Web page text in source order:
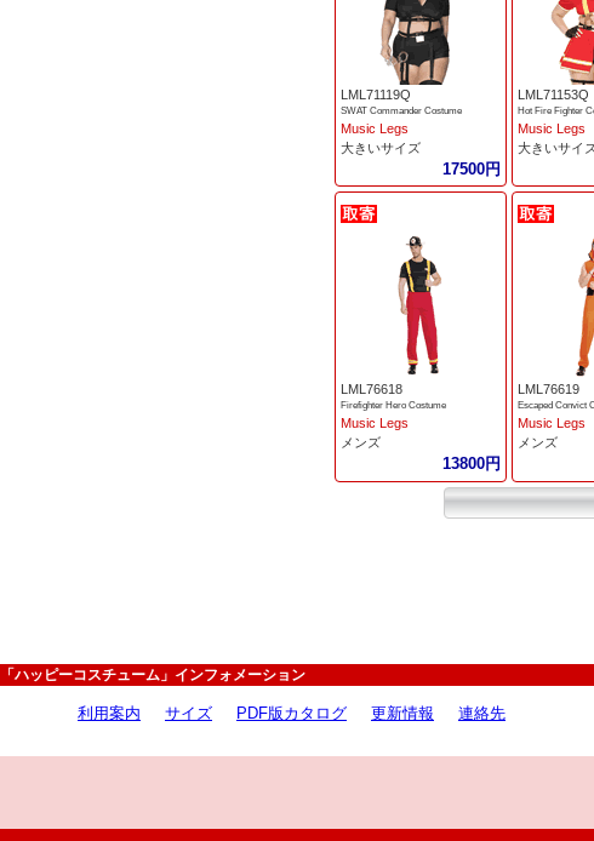
LML71119Q
SWAT Commander Costume
Music Legs
大きいサイズ
17500円
LML71153Q
Hot Fire Fighter
Music Legs
大きいサイ
LML76618
Firefighter Hero Costume
Music Legs
メンズ
13800円
LML76619
Escaped Convict
Music Legs
メンズ
「ハッピーコスチューム」インフォメーション
利用案内 サイズ PDF版カタログ 更新情報 連絡先